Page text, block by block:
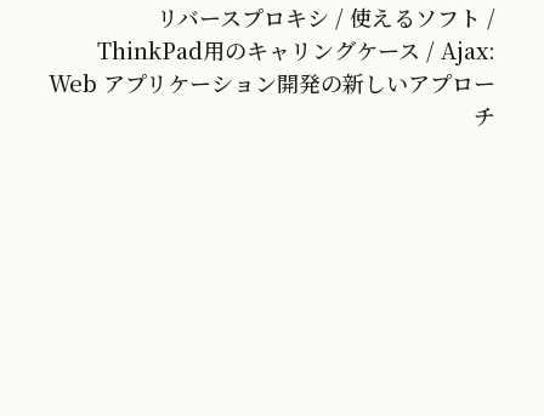
リバースプロキシ / 使えるソフト /
ThinkPad用のキャリングケース / Ajax:
Web アプリケーション開発の新しいアプロー
チ